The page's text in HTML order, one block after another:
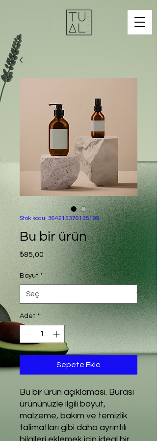
Stok kodu: 364215376135199
Bu bir ürün
₺85,00 Fiyat
Boyut *
Adet *
Sepete Ekle
Bu bir ürün açıklaması. Burası
ürününüzle ilgili boyut,
malzeme, bakım ve temizlik
talimatları gibi daha ayrıntılı